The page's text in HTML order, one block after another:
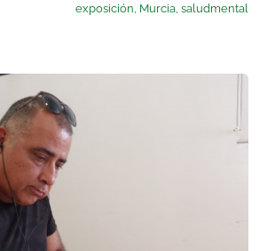
exposición Murcia ,saludmental